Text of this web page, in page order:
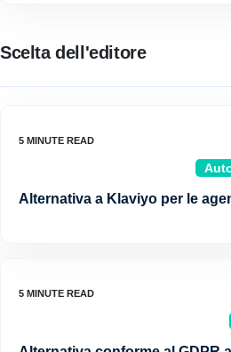
Scelta dell'editore
Alternativa a Klaviyo per le